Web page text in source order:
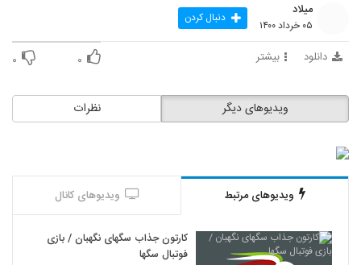
میلاد
۰۵ خرداد ۱۴۰۰ دنبال کردن
دانلود بیشتر ۰ ۰
نظرات ویدیوهای دیگر
ویدیوهای مرتبط ویدیوهای کانال
کارتون جذاب سگهای نگهبان / بازی
فوتبال سگها